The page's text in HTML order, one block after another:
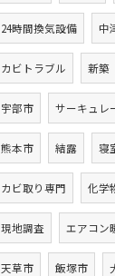
24時間換気設備 中
カビトラブル 新築
宇部市 サーキュレ
熊本市 結露 寝
カビ取り専門 化学
現地調査 エアコン
天草市 飯塚市